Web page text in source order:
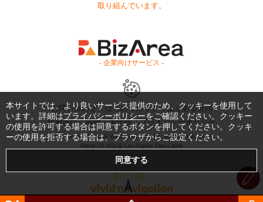
取り組んでいます。
- 企業向けサービス -
お問い合わせ はじめてガイド
よくある質問
利用規約
商標・著作権 プライバシーポリシー
Copyright © 1999-2026 Vivid Navigation, Inc. All Rights Reserved.
Server US (42) @ Los Angeles Data Center
本サイトでは、より良いサービス提供のため、クッキーを使用して
います。詳細はプライバシーポリシーをご確認ください。クッキー
の使用を許可する場合は同意するボタンを押してください。クッキ
ーの使用を拒否する場合は、ブラウザからご設定ください。